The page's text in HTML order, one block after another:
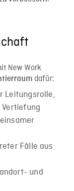
New Work
dafür:
Leitungsrolle,
Fälle aus
und